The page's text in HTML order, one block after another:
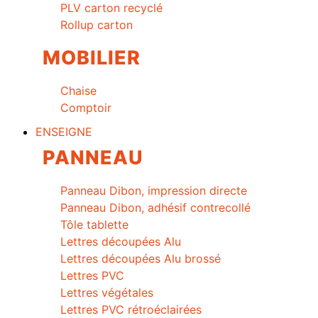
PLV carton recyclé
Rollup carton
MOBILIER
Chaise
Comptoir
ENSEIGNE
PANNEAU
Panneau Dibon, impression directe
Panneau Dibon, adhésif contrecollé
Tôle tablette
Lettres découpées Alu
Lettres découpées Alu brossé
Lettres PVC
Lettres végétales
Lettres PVC rétroéclairées